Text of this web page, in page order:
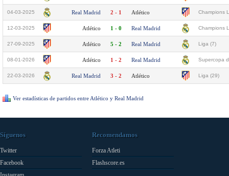
04-03-2025 Real Madrid 2 - 1 Atlético Champions
12-03-2025 Atlético 1 - 0 Real Madrid Champions
27-09-2025 Atlético 5 - 2 Real Madrid Liga (7)
08-01-2026 Atlético 1 - 2 Real Madrid Supercopa
22-03-2026 Real Madrid 3 - 2 Atlético Liga (29)
Ver estadísticas de partidos entre Atlético y Real Madrid
Síguenos
Twitter
Facebook
Recomendamos
Forza Atleti
Flashscore.es